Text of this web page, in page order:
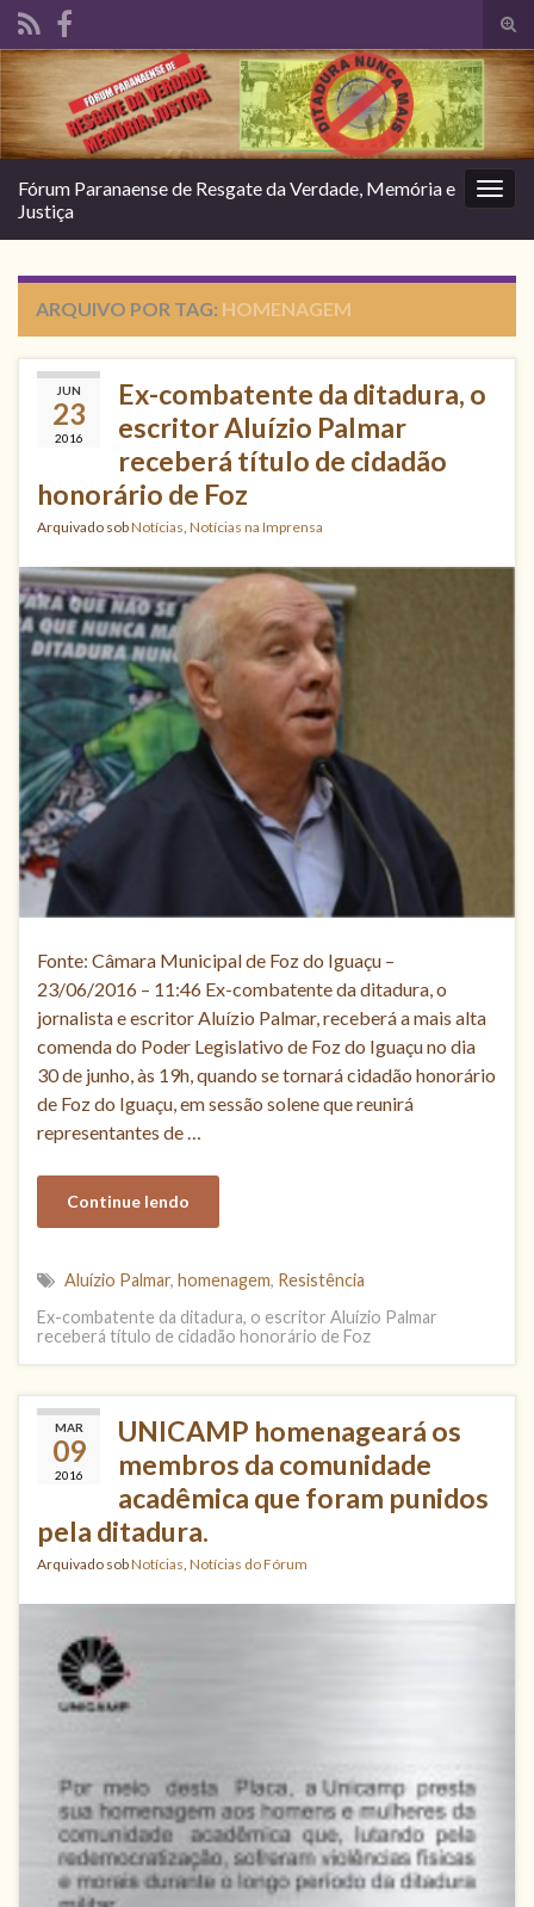
de
Search for:
Fórum Paranaense de Resgate da Verdade, Memória e
Justiça
ARQUIVO POR TAG: HOMENAGEM
JUN
23
2016
Ex-combatente da ditadura, o
escritor Aluízio Palmar
receberá título de cidadão
honorário de Foz
Arquivado sobNotícias Notícias na Imprensa
Fonte: Câmara Municipal de Foz do Iguaçu –
23/06/2016 – 11:46 Ex-combatente da ditadura, o
jornalista e escritor Aluízio Palmar, receberá a mais alta
comenda do Poder Legislativo de Foz do Iguaçu no dia
30 de junho, às 19h, quando se tornará cidadão honorário
de Foz do Iguaçu, em sessão solene que reunirá
representantes de …
Continue lendo
Aluízio Palmar, homenagem, Resistência
Ex-combatente da ditadura, o escritor Aluízio Palmar
receberá título de cidadão honorário de Foz
MAR
09
2016
UNICAMP homenageará os
membros da comunidade
acadêmica que foram punidos
pela ditadura.
Arquivado sobNotícias Notícias do Fórum